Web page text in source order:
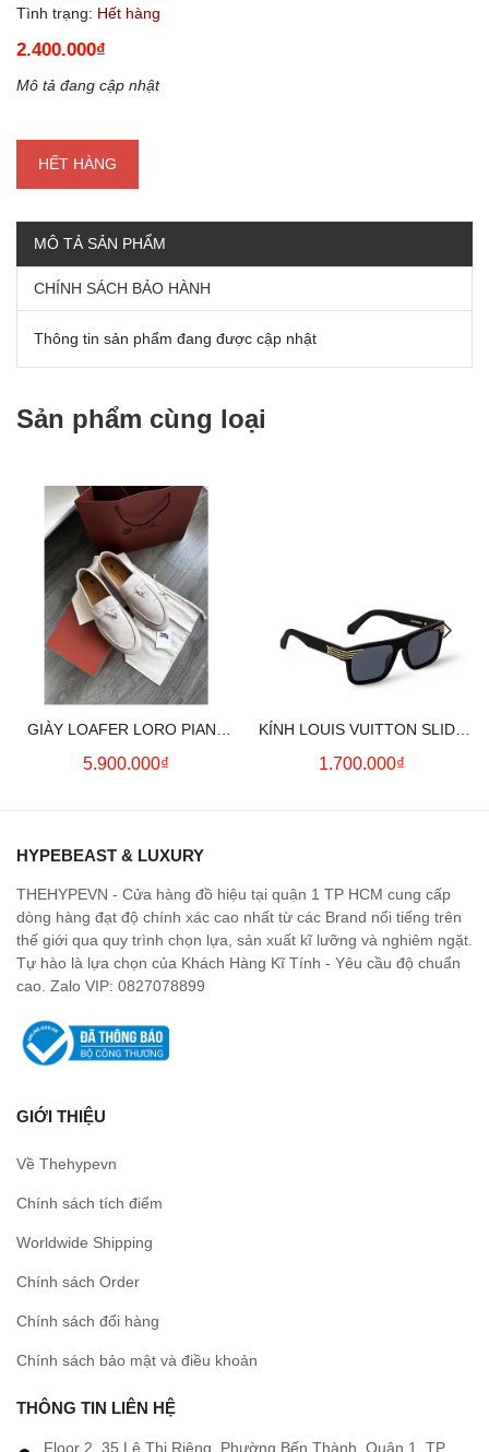
Tình trạng: Hết hàng
2.400.000₫
Mô tả đang cập nhật
HẾT HÀNG
MÔ TẢ SẢN PHẨM
CHÍNH SÁCH BẢO HÀNH
Thông tin sản phẩm đang được cập nhật
Sản phẩm cùng loại
GIÀY LOAFER LORO PIANA
SUMMER CHARMS (CREAM)
5.900.000₫
KÍNH LOUIS VUITTON SLIDE
SQUARE SUNGLASSES
1.700.000₫
HYPEBEAST & LUXURY
THEHYPEVN - Cửa hàng đồ hiệu tại quận 1 TP HCM cung cấp
dòng hàng đạt độ chính xác cao nhất từ các Brand nổi tiếng trên
thế giới qua quy trình chọn lựa, sản xuất kĩ lưỡng và nghiêm ngặt.
Tự hào là lựa chọn của Khách Hàng Kĩ Tính - Yêu cầu độ chuẩn
cao. Zalo VIP: 0827078899
GIỚI THIỆU
Về Thehypevn
Chính sách tích điểm
Worldwide Shipping
Chính sách Order
Chính sách đổi hàng
Chính sách bảo mật và điều khoản
THÔNG TIN LIÊN HỆ
Floor 2, 35 Lê Thị Riêng, Phường Bến Thành, Quận 1, TP